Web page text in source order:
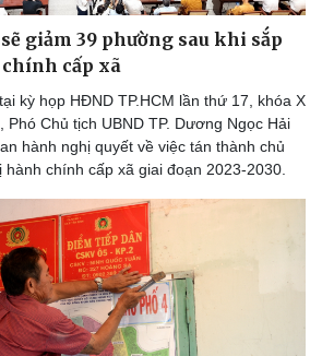
Quân sự - Quốc phòng
Vũ khí
Việt Nam
Phân tích
giảm 39 phường sau khi sắp
cấp xã
kỳ họp HĐND TP.HCM lần thứ 17, khóa X
Phó Chủ tịch UBND TP. Dương Ngọc Hải
hành nghị quyết về việc tán thành chủ
chính cấp xã giai đoạn 2023-2030.